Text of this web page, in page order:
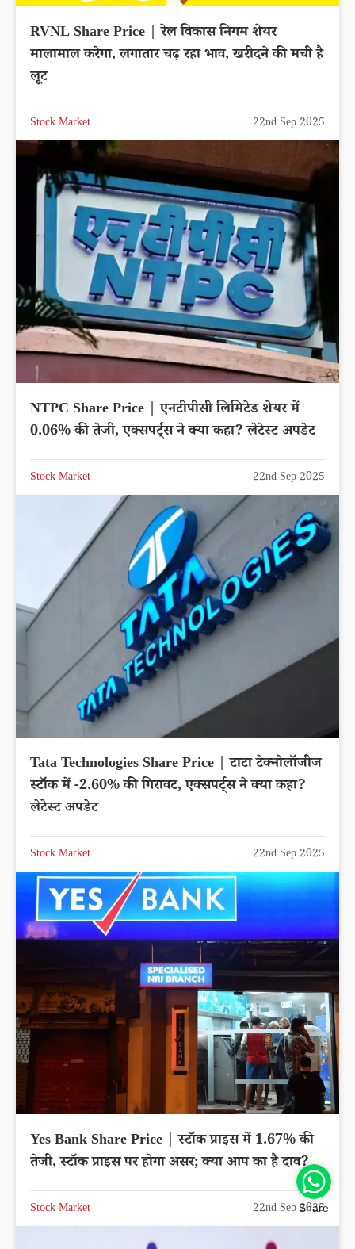
RVNL Share Price | रेल विकास निगम शेयर
मालामाल करेगा, लगातार चढ़ रहा भाव, खरीदने की मची है
लूट
Stock Market 22nd Sep 2025
NTPC Share Price | एनटीपीसी लिमिटेड शेयर में
0.06% की तेजी, एक्सपर्ट्स ने क्या कहा? लेटेस्ट अपडेट
Stock Market 22nd Sep 2025
Tata Technologies Share Price | टाटा टेक्नोलॉजीज
स्टॉक में -2.60% की गिरावट, एक्सपर्ट्स ने क्या कहा?
लेटेस्ट अपडेट
Stock Market 22nd Sep 2025
Yes Bank Share Price | स्टॉक प्राइस में 1.67% की
तेजी, स्टॉक प्राइस पर होगा असर; क्या आप का है दाव?
Stock Market 22nd Sep 2025
Share